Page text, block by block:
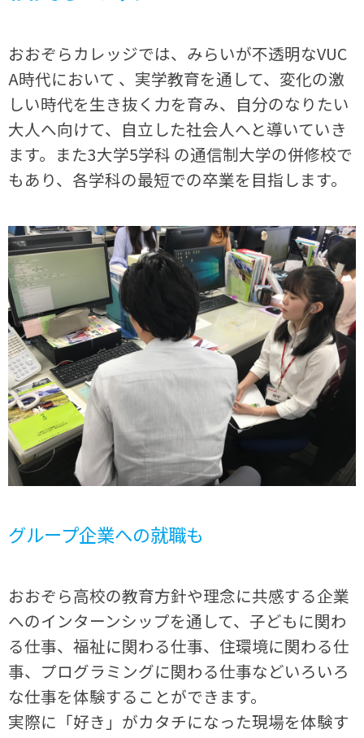
おおぞらカレッジでは、みらいが不透明なVUC
A時代において 、実学教育を通して、変化の激
しい時代を生き抜く力を育み、自分のなりたい
大人へ向けて、自立した社会人へと導いていき
ます。また3大学5学科 の通信制大学の併修校で
もあり、各学科の最短での卒業を目指します。
グループ企業への就職も
おおぞら高校の教育方針や理念に共感する企業
へのインターンシップを通して、子どもに関わ
る仕事、福祉に関わる仕事、住環境に関わる仕
事、プログラミングに関わる仕事などいろいろ
な仕事を体験することができます。
実際に「好き」がカタチになった現場を体験す